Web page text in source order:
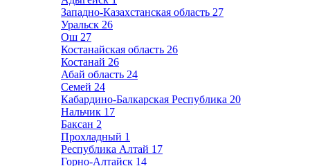
Западно-Казахстанская область 27
Уральск 26
Ош 27
Костанайская область 26
Костанай 26
Абай область 24
Семей 24
Кабардино-Балкарская Республика 20
Нальчик 17
Баксан 2
Прохладный 1
Республика Алтай 17
Горно-Алтайск 14